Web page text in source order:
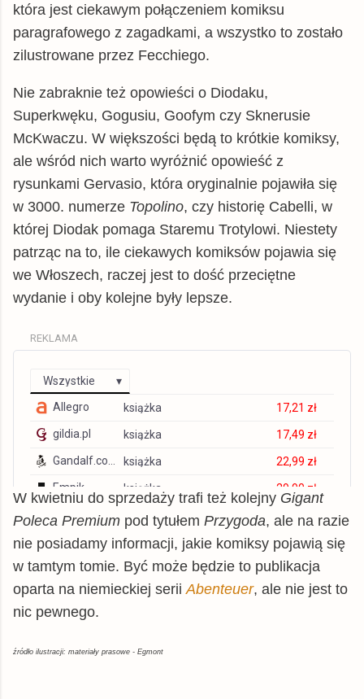
która jest ciekawym połączeniem komiksu
paragrafowego z zagadkami, a wszystko to zostało
zilustrowane przez Fecchiego.
Nie zabraknie też opowieści o Diodaku,
Superkwęku, Gogusiu, Goofym czy Sknerusie
McKwaczu. W większości będą to krótkie komiksy,
ale wśród nich warto wyróżnić opowieść z
rysunkami Gervasio, która oryginalnie pojawiła się
w 3000. numerze Topolino, czy historię Cabelli, w
której Diodak pomaga Staremu Trotylowi. Niestety
patrząc na to, ile ciekawych komiksów pojawia się
we Włoszech, raczej jest to dość przeciętne
wydanie i oby kolejne były lepsze.
REKLAMA
Wszystkie
Allegro
książka
17,21 zł
gildia.pl
książka
17,49 zł
Gandalf.com.pl
książka
22,99 zł
Empik
książka 29,90 zł
W kwietniu do sprzedaży trafi też kolejny Gigant
Poleca Premium pod tytułem Przygoda, ale na razie
nie posiadamy informacji, jakie komiksy pojawią się
w tamtym tomie. Być może będzie to publikacja
oparta na niemieckiej serii Abenteuer, ale nie jest to
nic pewnego.
źródło ilustracji: materiały prasowe - Egmont